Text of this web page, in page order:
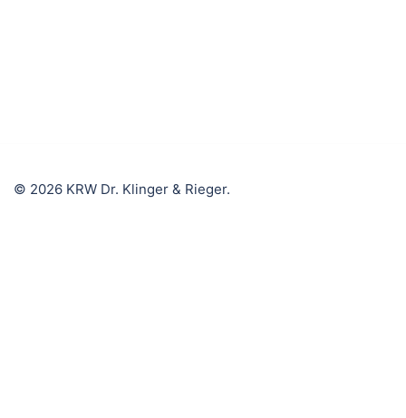
© 2026 KRW Dr. Klinger & Rieger.